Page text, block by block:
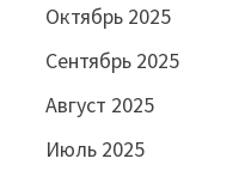
Октябрь 2025
Сентябрь 2025
Август 2025
Июль 2025